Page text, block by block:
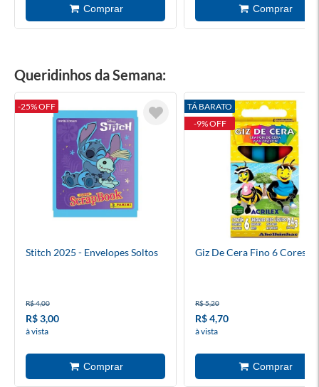
Queridinhos da Semana:
-25% OFF
Stitch 2025 - Envelopes Soltos
R$ 4,00
R$ 3,00
à vista
TÁ BARATO
-9% OFF
Giz De Cera Fino 6 Cores
R$ 5,20
R$ 4,70
à vista